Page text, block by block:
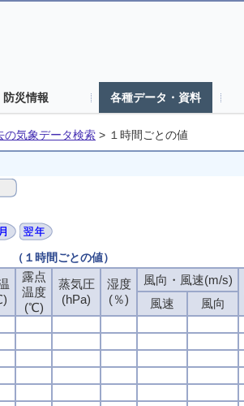
防災情報 各種データ・資料
の気象データ検索 > １時間ごとの値
１時間ごとの値）
露点
温度
(℃)
蒸気圧
(hPa)
湿度
(％)
風向・風速(m/s)
風速 風向